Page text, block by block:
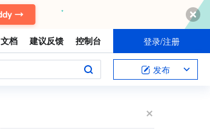
文档 建议反馈 控制台 登录/注册
发布